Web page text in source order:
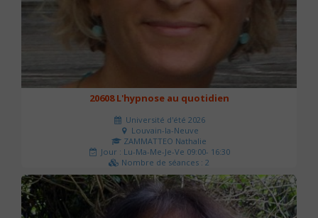
20608 L'hypnose au quotidien
Université d'été 2026
Louvain-la-Neuve
ZAMMATTEO Nathalie
Jour : Lu-Ma-Me-Je-Ve 09:00- 16:30
Nombre de séances : 2
140 €